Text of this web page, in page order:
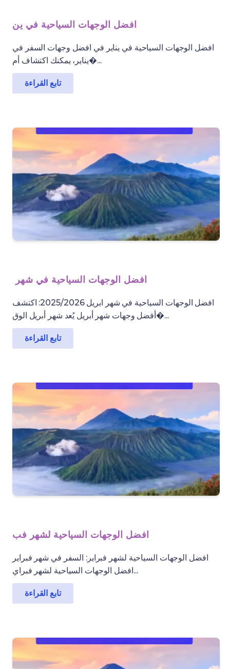
افضل الوجهات السياحية في ين
افضل الوجهات السياحية في يناير في افضل وجهات السفر في
يناير، يمكنك اكتشاف أم�...
تابع القراءة
افضل الوجهات السياحية في شهر
افضل الوجهات السياحية في شهر ابريل 2025/2026: اكتشف
أفضل وجهات شهر أبريل يُعد شهر أبريل الوق�...
تابع القراءة
افضل الوجهات السياحية لشهر فب
افضل الوجهات السياحية لشهر فبراير: السفر في شهر فبراير
افضل الوجهات السياحية لشهر فبراي...
تابع القراءة